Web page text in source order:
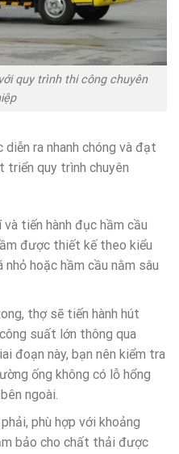
quy trình thi công chuyên
ra nhanh chóng và đạt
triển quy trình chuyên
tiến hành đục hầm cầu
được thiết kế theo kiểu
hoặc hầm cầu nằm sâu
thợ sẽ tiến hành hút
suất lớn thông qua
đoạn này, bạn nên kiểm tra
ống không có lỗ hổng
ngoài.
phù hợp với khoảng
bảo cho chất thải được